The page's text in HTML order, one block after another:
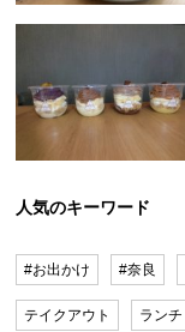
人気のキーワード
#お出かけ #奈良
テイクアウト ランチ